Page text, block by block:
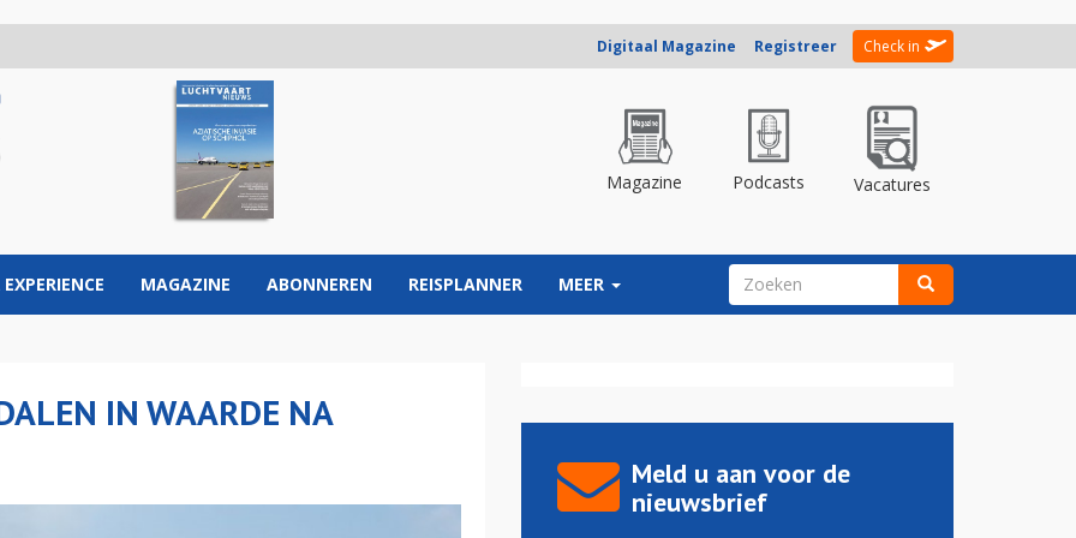
Digitaal Magazine Registreer Check in
Magazine Podcasts Vacatures
EXPERIENCE MAGAZINE ABONNEREN REISPLANNER MEER ZOEKVELD
IN WAARDE NA
Meld u aan voor de
nieuwsbrief